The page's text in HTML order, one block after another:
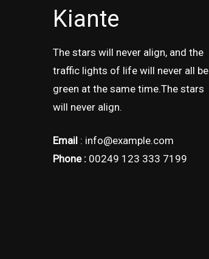
Kiante
The stars will never align, and the
traffic lights of life will never all be
green at the same time.The stars
will never align.
Email : info@example.com
Phone : 00249 123 333 7199